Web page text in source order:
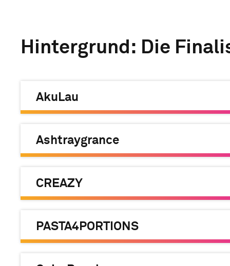
Hintergrund: Die
AkuLau
Ashtraygrance
CREAZY
PASTA4PORTIONS